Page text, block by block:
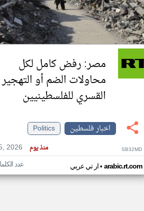
اخبار
أهم اخبار
مصر: رفض كامل لكل
محاولات الضم أو التهجير
القسري للفلسطينيين
اخبار فلسطين
Politics
2026
منذ يوم SB32MD
ار تي عربي• arabic.rt.com عدد